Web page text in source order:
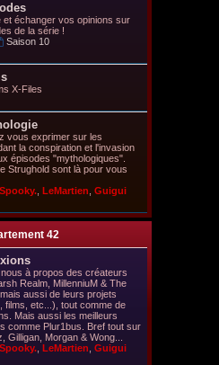
et échanger vos opinions sur
de la série !
Saison 10
X-Files
vous exprimer sur les
la conspiration et l'invasion
épisodes "mythologiques".
Strughold sont là pour vous
Spooky. LeMartien Guigui
42
à propos des créateurs
Realm, MillenniuM & The
aussi de leurs projets
films, etc...), tout comme de
Mais aussi les meilleurs
comme Plur1bus. Bref tout sur
Gilligan, Morgan & Wong...
Spooky. LeMartien Guigui